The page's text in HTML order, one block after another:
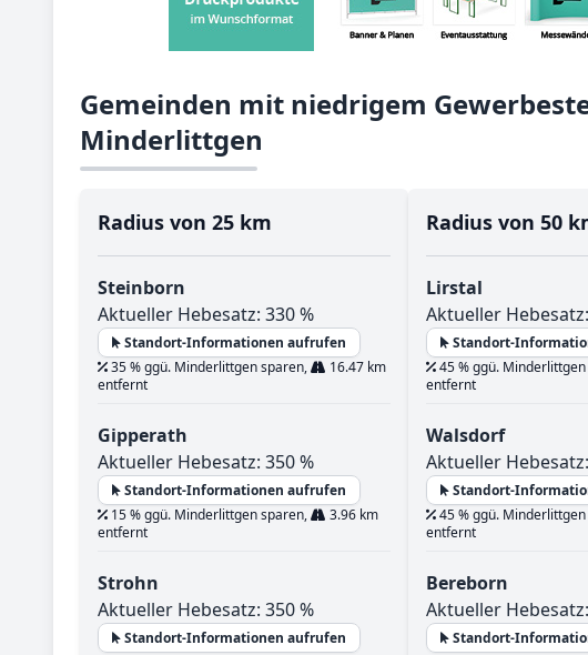
Gemeinden mit niedrigem
Minderlittgen
Radius von 25 km
Steinborn
Aktueller Hebesatz: 330 %
Standort-Informationen aufrufen
35 % ggü. Minderlittgen sparen,
16.47 km
entfernt
Gipperath
Aktueller Hebesatz: 350 %
Standort-Informationen aufrufen
15 % ggü. Minderlittgen sparen,
3.96 km
entfernt
Strohn
Aktueller Hebesatz: 350 %
Standort-Informationen aufrufen
Radius von 50
Lirstal
Aktueller
Standort-
45 % ggü.
entfernt
Walsdorf
Aktueller
Standort-
45 % ggü.
entfernt
Bereborn
Aktueller
Standort-